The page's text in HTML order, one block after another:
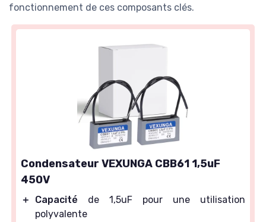
fonctionnement de ces composants clés.
Condensateur VEXUNGA CBB61 1,5uF
450V
＋ Capacité de 1,5uF pour une utilisation
polyvalente